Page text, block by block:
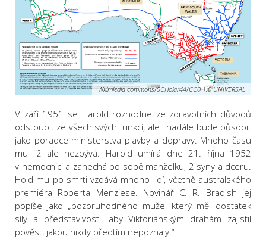
Wkimiedia commons/SCHolar44/CC0 1.0 UNIVERSAL
V září 1951 se Harold rozhodne ze zdravotních důvodů
odstoupit ze všech svých funkcí, ale i nadále bude působit
jako poradce ministerstva plavby a dopravy. Mnoho času
mu již ale nezbývá. Harold umírá dne 21. října 1952
v nemocnici a zanechá po sobě manželku, 2 syny a dceru.
Hold mu po smrti vzdává mnoho lidí, včetně australského
premiéra Roberta Menziese. Novinář C. R. Bradish jej
popíše jako „pozoruhodného muže, který měl dostatek
síly a představivosti, aby Viktoriánským drahám zajistil
pověst, jakou nikdy předtím nepoznaly.“